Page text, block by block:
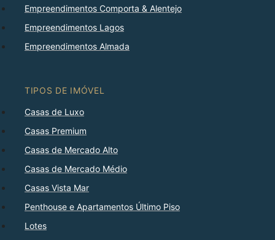
Empreendimentos Comporta & Alentejo
Empreendimentos Lagos
Empreendimentos Almada
TIPOS DE IMÓVEL
Casas de Luxo
Casas Premium
Casas de Mercado Alto
Casas de Mercado Médio
Casas Vista Mar
Penthouse e Apartamentos Último Piso
Lotes